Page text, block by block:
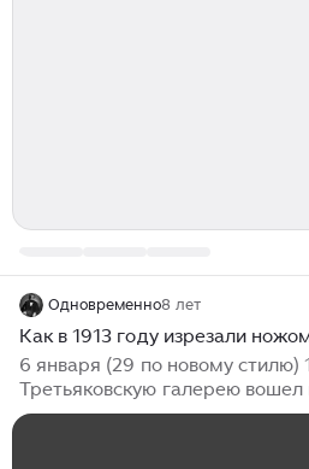
Одновременно8 лет
Как в 1913 году изрезали
6 января (29 по новому стилю)
Третьяковскую галерею
человек. Звали его Абрам